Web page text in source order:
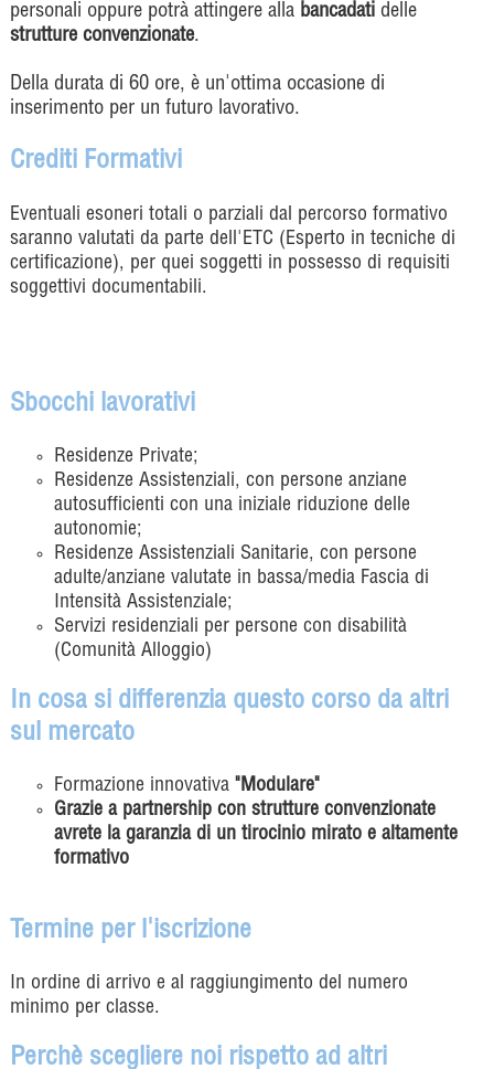
personali oppure potrà attingere alla bancadatidelle
strutture convenzionate.
Della durata di 60 ore, è un'ottima occasione di
inserimento per un futuro lavorativo.
Crediti Formativi
Eventuali esoneri totali o parziali dal percorso formativo
saranno valutati da parte dell'ETC (Esperto in tecniche di
certificazione), per quei soggetti in possesso di requisiti
soggettivi documentabili.
Sbocchi lavorativi
Residenze Private;
Residenze Assistenziali, con persone anziane
autosufficienti con una iniziale riduzione delle
autonomie;
Residenze Assistenziali Sanitarie, con persone
adulte/anziane valutate in bassa/media Fascia di
Intensità Assistenziale;
Servizi residenziali per persone con disabilità
(Comunità Alloggio)
In cosa si differenzia questo corso da altri
sul mercato
Formazione innovativa "Modulare"
Grazie a partnership con strutture convenzionate
avrete la garanzia di un tirocinio mirato e altamente
formativo
Termine per l'iscrizione
In ordine di arrivo e al raggiungimento del numero
minimo per classe.
Perchè scegliere noi rispetto ad altri